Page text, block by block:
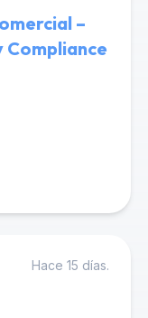
–
Compliance
Hace 15 días.